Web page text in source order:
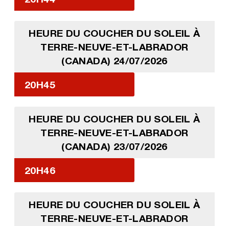
HEURE DU COUCHER DU SOLEIL À
TERRE-NEUVE-ET-LABRADOR
(CANADA) 24/07/2026
20H45
HEURE DU COUCHER DU SOLEIL À
TERRE-NEUVE-ET-LABRADOR
(CANADA) 23/07/2026
20H46
HEURE DU COUCHER DU SOLEIL À
TERRE-NEUVE-ET-LABRADOR